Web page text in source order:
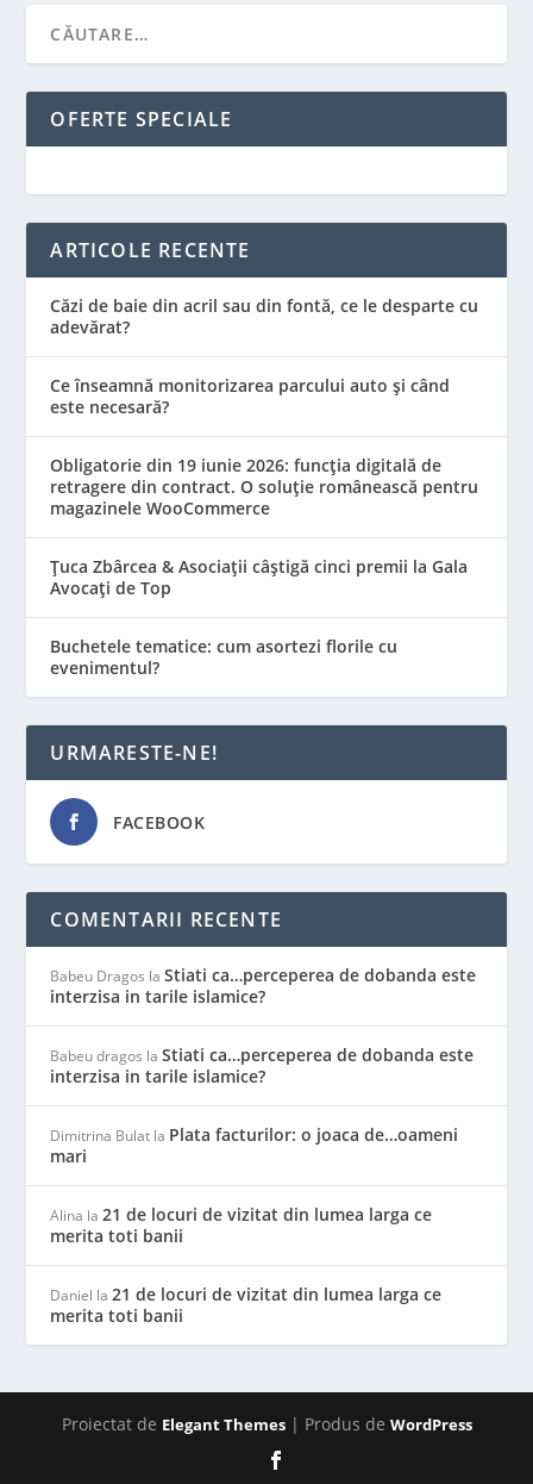
OFERTE SPECIALE
ARTICOLE RECENTE
Căzi de baie din acril sau din fontă, ce le desparte cu
adevărat?
Ce înseamnă monitorizarea parcului auto și când
este necesară?
Obligatorie din 19 iunie 2026: funcția digitală de
retragere din contract. O soluție românească pentru
magazinele WooCommerce
Țuca Zbârcea & Asociații câștigă cinci premii la Gala
Avocați de Top
Buchetele tematice: cum asortezi florile cu
evenimentul?
URMARESTE-NE!
FACEBOOK
COMENTARII RECENTE
Babeu Dragos laStiati ca…perceperea de dobanda este
interzisa in tarile islamice?
Babeu dragos laStiati ca…perceperea de dobanda este
interzisa in tarile islamice?
Dimitrina Bulat la Plata facturilor: o joaca de…oameni
mari
Alina la21 de locuri de vizitat din lumea larga ce
merita toti banii
Daniel la21 de locuri de vizitat din lumea larga ce
merita toti banii
Proiectat de Elegant Themes| Produs de WordPress